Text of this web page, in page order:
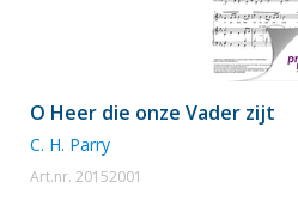
O Heer die onze Vader zijt
C. H. Parry
Art.nr. 20152001